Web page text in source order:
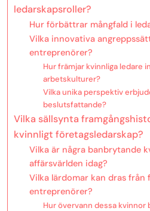
ledarskapsroller?
Hur förbättrar mångfald i
Vilka innovativa
entreprenörer?
Hur främjar kvinnliga ledare
arbetskulturer?
Vilka unika perspektiv
beslutsfattande?
Vilka sällsynta
kvinnligt företagsledarskap?
Vilka är några banbrytande
affärsvärlden idag?
Vilka lärdomar kan dras från
entreprenörer?
Hur övervann dessa kvinnor